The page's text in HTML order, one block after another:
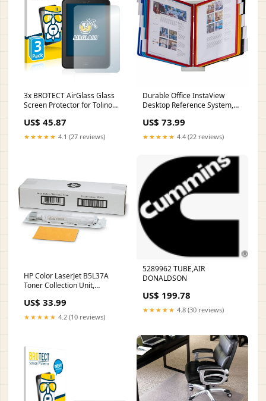
3x BROTECT AirGlass Glass
Screen Protector for Tolino
US$ 45.87
★★★★★ 4.1 (27 reviews)
Durable Office InstaView
Desktop Reference System,
US$ 73.99
★★★★★ 4.4 (22 reviews)
HP Color LaserJet B5L37A
Toner Collection Unit,
US$ 33.99
★★★★★ 4.2 (10 reviews)
5289962 TUBE,AIR
DONALDSON
US$ 199.78
★★★★★ 4.8 (30 reviews)